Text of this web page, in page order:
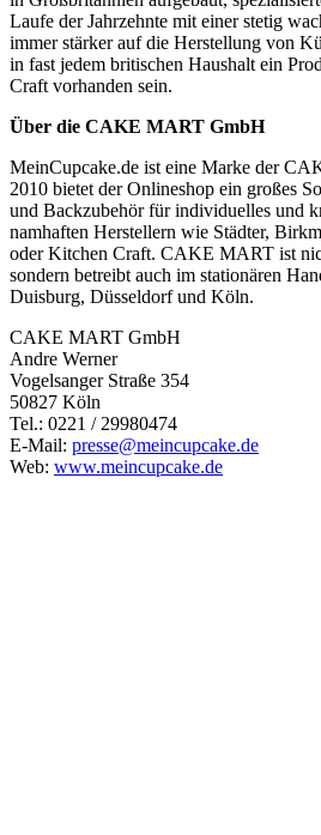
Laufe der Jahrzehnte mit einer stetig
immer stärker auf die Herstellung von
in fast jedem britischen Haushalt ein
Craft vorhanden sein.
Über die CAKE MART GmbH
MeinCupcake.de ist eine Marke der
2010 bietet der Onlineshop ein großes
und Backzubehör für individuelles und
namhaften Herstellern wie Städter,
oder Kitchen Craft. CAKE MART ist
sondern betreibt auch im stationären
Duisburg, Düsseldorf und Köln.
CAKE MART GmbH
Andre Werner
Vogelsanger Straße 354
50827 Köln
Tel.: 0221 / 29980474
E-Mail: presse@meincupcake.de
Web: www.meincupcake.de